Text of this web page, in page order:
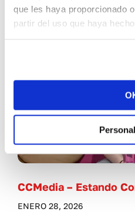
que les haya proporcionado
partir del uso que haya
Televisión
CCMedia – Estando
ENERO 28, 2026